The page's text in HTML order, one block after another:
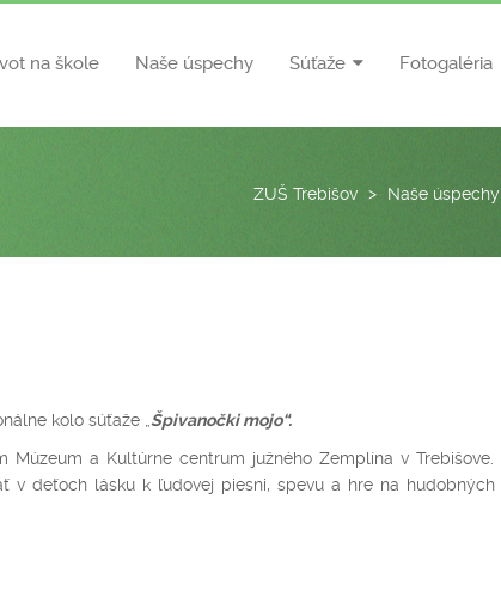
na škole Naše úspechy Súťaže Fotogaléria
ZUŠ Trebišov > Naše úspechy
kolo súťaže „ Špivanočki mojo“.
a Kultúrne centrum južného Zemplína v Trebišove.
v deťoch lásku k ľudovej piesni, spevu a hre na hudobných